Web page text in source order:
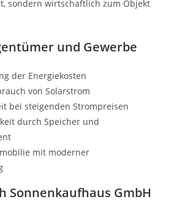
sondern wirtschaftlich zum Objekt
und Gewerbe
der Energiekosten
von Solarstrom
bei steigenden Strompreisen
durch Speicher und
mit moderner
Sonnenkaufhaus GmbH